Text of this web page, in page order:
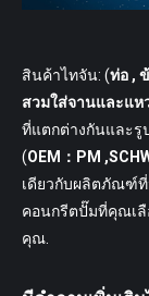
สินค้าไทจัน: (ท่อ ,
สวมใส่จานและแห
ที่แตกต่างกันและรู
(OEM：PM
เดียวกับผลิตภัณฑ์
คอนกรีตปั๊มที่คุณเ
คุณ.